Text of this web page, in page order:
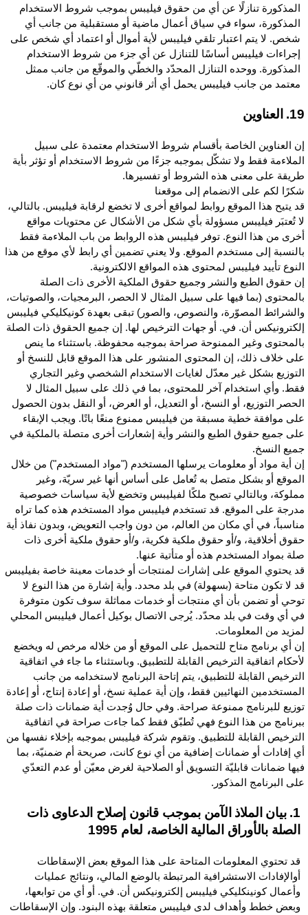
المذكورة تنازلًا عن أي من حقوق فيليبس بموجب شروط الاستخدام
المذكورة، سواء في سياق أعمال ماضية أو مستقبلية من جانب أي
شخص. لا يتم اعتبار تلقي فيليبس لأية أموال أو اعتماد أي شخص على
إجراءات فيليبس أساسًا للتنازل عن أي جزء من شروط الاستخدام
المذكورة. ووحده التنازل المحدّد والخطّي والموقّع من جانب ممثل
معتمد من جانب فيليبس يحمل أي أثر قانوني من أي نوع كان.
العناوين الخاصة بأقسام شروط الاستخدام معتمدة على سبيل
فقط ولا تشكّل بموجبه جزءًا من شروط الاستخدام أو تؤثر بأية
على معنى هذه الشروط أو تفسيرها.
لكم على الانضمام إلى موقعنا
يتيح هذا الموقع روابط لمواقع أخرى لا تخضع لرقابة فيليبس. بالتالي،
تُعتبَر فيليبس مسؤولة بأي شكل من الأشكال عن محتويات مواقع
من هذا النوع. توفر فيليبس هذه الروابط من باب الملاءمة فقط
إلى مستخدم الموقع. ولا يعني تضمين أي رابط لأي موقع من هذا
تأييد فيليبس لمحتوى هذه المواقع الالكترونية.
حقوق الطبع والنشر وجميع حقوق الملكية الأخرى ذات الصلة
(بما فيها على سبيل المثال لا الحصر، البرمجيات، والصوتيات،
المصوّرة، والنصوص، والصور) تبقى بعهدة كونيكليكي فيليبس
أن. في. أو جهات الترخيص لها. إن جميع الحقوق ذات الصلة
وغير الممنوحة صراحة بموجبه محفوظة. باستثناء ما ينص
خلاف ذلك، إن المحتوى المنشور على هذا الموقع قابل للنسخ أو
بشكل غير معدّل لغايات الاستخدام الشخصي وغير التجاري
وأي استخدام آخر للمحتوى، بما في ذلك على سبيل المثال لا
التوزيع، أو النسخ، أو التعديل، أو العرض، أو النقل بدون الحصول
موافقة خطية مسبقة من فيليبس ممنوع منعًا باتًا. ويجب الإبقاء
جميع حقوق الطبع والنشر وأية إشعارات أخرى متصلة بالملكية في
النسخ.
أية مواد أو معلومات يرسلها المستخدم ("مواد المستخدم") من خلال
أو بشكل متصل به تُعامل على أساس أنها غير سريّة، وغير
وبالتالي تصبح ملكًا لفيليبس وتخضع لأية سياسات خصوصية
على الموقع. قد تستخدم فيليبس مواد المستخدم هذه كما تراه
في أي مكان من العالم، من دون واجب التعويض، وبدون نفاذ أية
أخلاقية، و/أو حقوق ملكية فكرية، و/أو حقوق ملكية أخرى ذات
بمواد المستخدم هذه أو متأتية عنها.
يحتوي الموقع على إشارات لمنتجات أو خدمات معينة خاصة بفيليبس
لا تكون متاحة (بسهولة) في بلد محدد. وأية إشارة من هذا النوع لا
أو تضمن بأن أي منتجات أو خدمات مماثلة سوف تكون متوفرة
أي وقت في بلد محدّد. يُرجى الاتصال بوكيل أعمال فيليبس المحلي
من المعلومات.
أي برنامج متاح للتحميل على الموقع أو من خلاله مرخص له ويخضع
اتفاقية الترخيص القابلة للتطبيق. وباستثناء ما جاء في اتفاقية
القابلة للتطبيق، يتم إتاحة البرنامج لاستخدامه من جانب
النهائيين فقط، وإن أية عملية نسخ، أو إعادة إنتاج، أو إعادة
للبرنامج ممنوعة صراحة. وفي حال وُجدت أية ضمانات ذات صلة
من هذا النوع فهي تُطبّق فقط كما جاءت صراحة في اتفاقية
القابلة للتطبيق. وتقوم شركة فيليبس بموجبه بإخلاء نفسها من
إفادات أو ضمانات إضافية من أي نوع كانت، صريحة أم ضمنيّة، بما
ضمانات قابليّة التسويق أو الصلاحية لغرض معيّن أو عدم التعدّي
البرنامج المذكور.
1. بيان الملاذ الآمن بموجب قانون إصلاح الدعاوى ذات
الصلة بالأوراق المالية الخاصة، لعام 1995
قد تحتوي المعلومات المتاحة على هذا الموقع بعض الإسقاطات
أوالإفادات الاستشرافية المرتبطة بالوضع المالي، ونتائج عمليات
وأعمال كونينكليكي فيليبس إلكترونيكس أن. في. أو أي من توابعها،
وبعض خطط وأهداف لدى فيليبس متعلقة بهذه البنود. وإن الإسقاطات